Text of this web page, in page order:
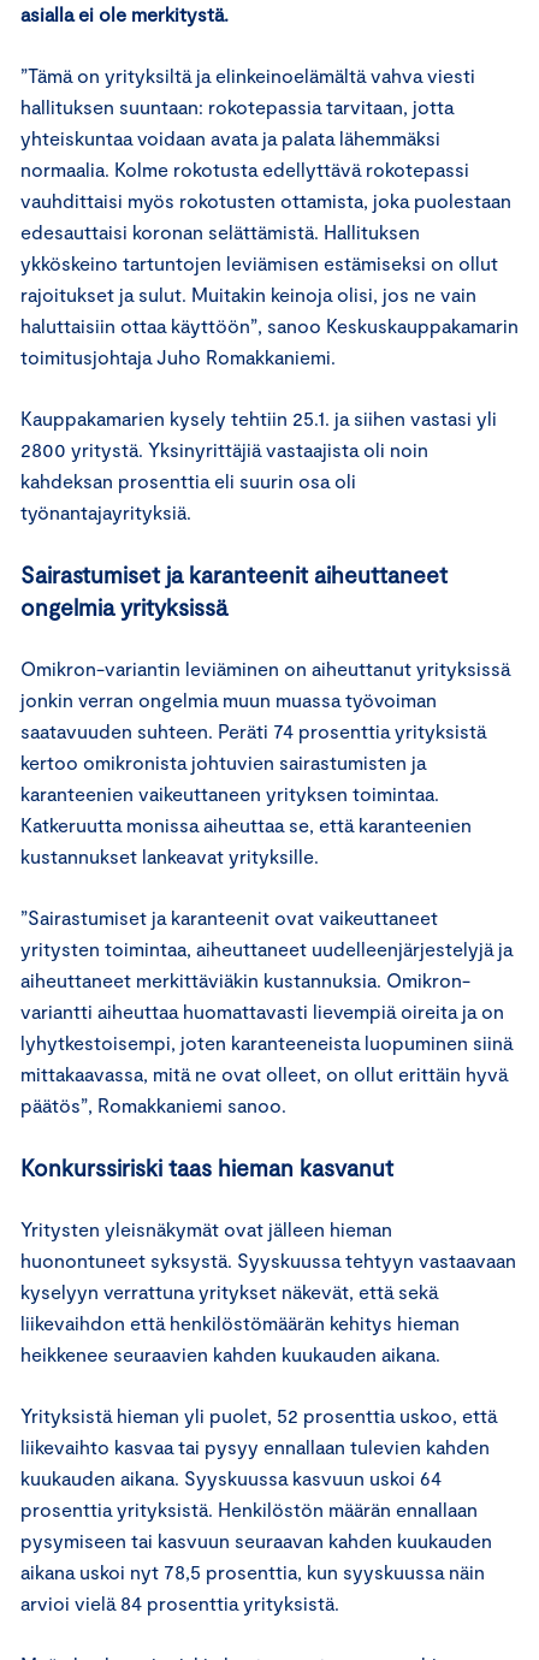
asialla ei ole merkitystä.
”Tämä on yrityksiltä ja elinkeinoelämältä vahva viesti
hallituksen suuntaan: rokotepassia tarvitaan, jotta
yhteiskuntaa voidaan avata ja palata lähemmäksi
normaalia. Kolme rokotusta edellyttävä rokotepassi
vauhdittaisi myös rokotusten ottamista, joka puolestaan
edesauttaisi koronan selättämistä. Hallituksen
ykköskeino tartuntojen leviämisen estämiseksi on ollut
rajoitukset ja sulut. Muitakin keinoja olisi, jos ne vain
haluttaisiin ottaa käyttöön”, sanoo Keskuskauppakamarin
toimitusjohtaja Juho Romakkaniemi.
Kauppakamarien kysely tehtiin 25.1. ja siihen vastasi yli
2800 yritystä. Yksinyrittäjiä vastaajista oli noin
kahdeksan prosenttia eli suurin osa oli
työnantajayrityksiä.
Sairastumiset ja karanteenit aiheuttaneet
ongelmia yrityksissä
Omikron-variantin leviäminen on aiheuttanut yrityksissä
jonkin verran ongelmia muun muassa työvoiman
saatavuuden suhteen. Peräti 74 prosenttia yrityksistä
kertoo omikronista johtuvien sairastumisten ja
karanteenien vaikeuttaneen yrityksen toimintaa.
Katkeruutta monissa aiheuttaa se, että karanteenien
kustannukset lankeavat yrityksille.
”Sairastumiset ja karanteenit ovat vaikeuttaneet
yritysten toimintaa, aiheuttaneet uudelleenjärjestelyjä ja
aiheuttaneet merkittäviäkin kustannuksia. Omikron-
variantti aiheuttaa huomattavasti lievempiä oireita ja on
lyhytkestoisempi, joten karanteeneista luopuminen siinä
mittakaavassa, mitä ne ovat olleet, on ollut erittäin hyvä
päätös”, Romakkaniemi sanoo.
Konkurssiriski taas hieman kasvanut
Yritysten yleisnäkymät ovat jälleen hieman
huonontuneet syksystä. Syyskuussa tehtyyn vastaavaan
kyselyyn verrattuna yritykset näkevät, että sekä
liikevaihdon että henkilöstömäärän kehitys hieman
heikkenee seuraavien kahden kuukauden aikana.
Yrityksistä hieman yli puolet, 52 prosenttia uskoo, että
liikevaihto kasvaa tai pysyy ennallaan tulevien kahden
kuukauden aikana. Syyskuussa kasvuun uskoi 64
prosenttia yrityksistä. Henkilöstön määrän ennallaan
pysymiseen tai kasvuun seuraavan kahden kuukauden
aikana uskoi nyt 78,5 prosenttia, kun syyskuussa näin
arvioi vielä 84 prosenttia yrityksistä.